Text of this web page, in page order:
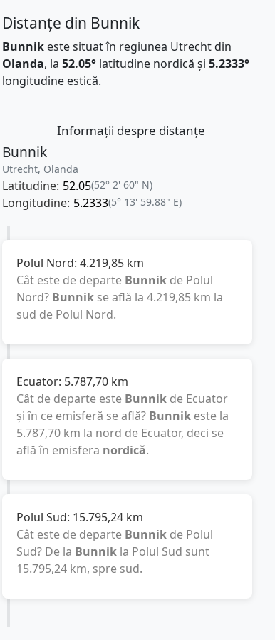
Distanțe din Bunnik
Bunnikeste situat în regiunea Utrecht din
Olanda, la 52.05°latitudine nordică și 5.2333°
longitudine estică.
Informații despre distanțe
Bunnik
Utrecht, Olanda
Latitudine: 52.05(52° 2' 60" N)
Longitudine: 5.2333(5° 13' 59.88" E)
Polul Nord: 4.219,85 km
Cât este de departe Bunnikde Polul
Nord? Bunnikse află la 4.219,85 km la
sud de Polul Nord.
Ecuator: 5.787,70 km
Cât de departe este Bunnikde Ecuator
și în ce emisferă se află? Bunnikeste la
5.787,70 km la nord de Ecuator, deci se
află în emisfera nordică.
Polul Sud: 15.795,24 km
Cât este de departe Bunnikde Polul
Sud? De la Bunnikla Polul Sud sunt
15.795,24 km, spre sud.